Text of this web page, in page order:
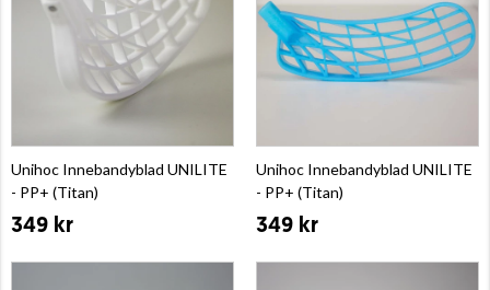
Unihoc Innebandyblad UNILITE
- PP+ (Titan)
349 kr
Unihoc Innebandyblad UNILITE
- PP+ (Titan)
349 kr